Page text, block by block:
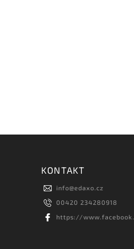
KONTAKT
info@edaxo.cz
00420 234280918
https://